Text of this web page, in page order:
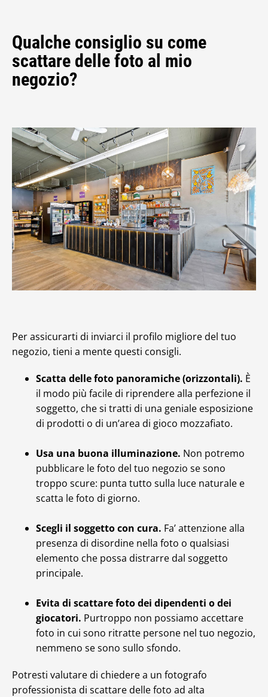
Qualche consiglio su come
scattare delle foto al mio
negozio?
Per assicurarti di inviarci il profilo migliore del tuo
negozio, tieni a mente questi consigli.
Scatta delle foto panoramiche (orizzontali). È
il modo più facile di riprendere alla perfezione il
soggetto, che si tratti di una geniale esposizione
di prodotti o di un’area di gioco mozzafiato.
Usa una buona illuminazione. Non potremo
pubblicare le foto del tuo negozio se sono
troppo scure: punta tutto sulla luce naturale e
scatta le foto di giorno.
Scegli il soggetto con cura. Fa’ attenzione alla
presenza di disordine nella foto o qualsiasi
elemento che possa distrarre dal soggetto
principale.
Evita di scattare foto dei dipendenti o dei
giocatori. Purtroppo non possiamo accettare
foto in cui sono ritratte persone nel tuo negozio,
nemmeno se sono sullo sfondo.
Potresti valutare di chiedere a un fotografo
professionista di scattare delle foto ad alta